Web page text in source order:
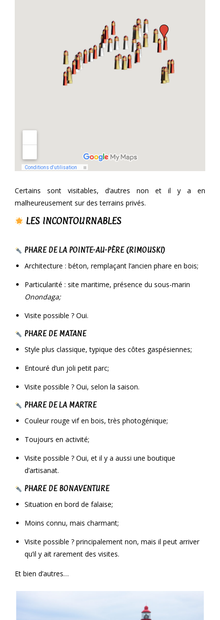
Certains sont visitables, d’autres non et il y a en
malheureusement sur des terrains privés.
LES INCONTOURNABLES
PHARE DE LA POINTE-AU-PÈRE (RIMOUSKI)
Architecture : béton, remplaçant l’ancien phare en bois;
Particularité : site maritime, présence du sous-marin
Onondaga;
Visite possible ? Oui.
PHARE DE MATANE
Style plus classique, typique des côtes gaspésiennes;
Entouré d’un joli petit parc;
Visite possible ? Oui, selon la saison.
PHARE DE LA MARTRE
Couleur rouge vif en bois, très photogénique;
Toujours en activité;
Visite possible ? Oui, et il y a aussi une boutique
d’artisanat.
PHARE DE BONAVENTURE
Situation en bord de falaise;
Moins connu, mais charmant;
Visite possible ? principalement non, mais il peut arriver
qu’il y ait rarement des visites.
Et bien d’autres…